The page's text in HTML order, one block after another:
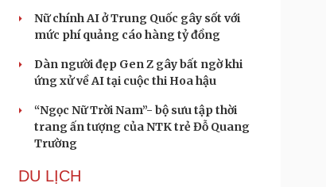
Nữ chính AI ở Trung Quốc gây sốt với
mức phí quảng cáo hàng tỷ đồng
Dàn người đẹp Gen Z gây bất ngờ khi
ứng xử về AI tại cuộc thi Hoa hậu
“Ngọc Nữ Trời Nam”- bộ sưu tập thời
trang ấn tượng của NTK trẻ Đỗ Quang
Trường
DU LỊCH